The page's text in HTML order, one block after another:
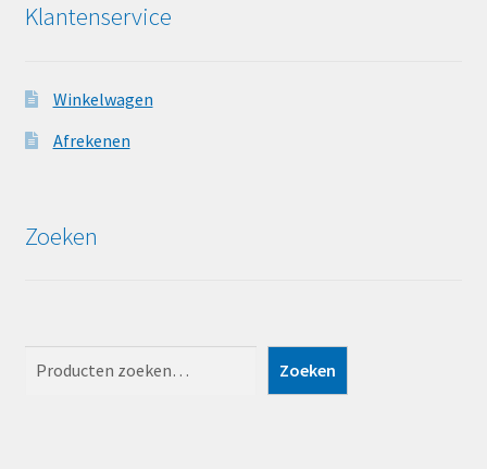
Klantenservice
Winkelwagen
Afrekenen
Zoeken
Zoeken